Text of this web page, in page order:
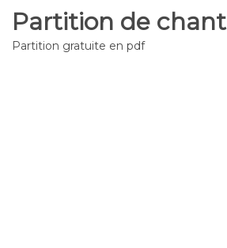
Partition de chant
Partition gratuite en pdf